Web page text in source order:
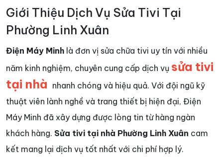
Giới Thiệu Dịch Vụ Sửa Tivi Tại
Phường Linh Xuân
Điện Máy Minh là đơn vị sửa chữa tivi uy tín với nhiều
năm kinh nghiệm, chuyên cung cấp dịch vụ sửa tivi
tại nhà nhanh chóng và hiệu quả. Với đội ngũ kỹ
thuật viên lành nghề và trang thiết bị hiện đại, Điện
Máy Minh đã xây dựng được lòng tin từ hàng ngàn
khách hàng. Sửa tivi tại nhà Phường Linh Xuân cam
kết mang lại dịch vụ tốt nhất với chi phí hợp lý.